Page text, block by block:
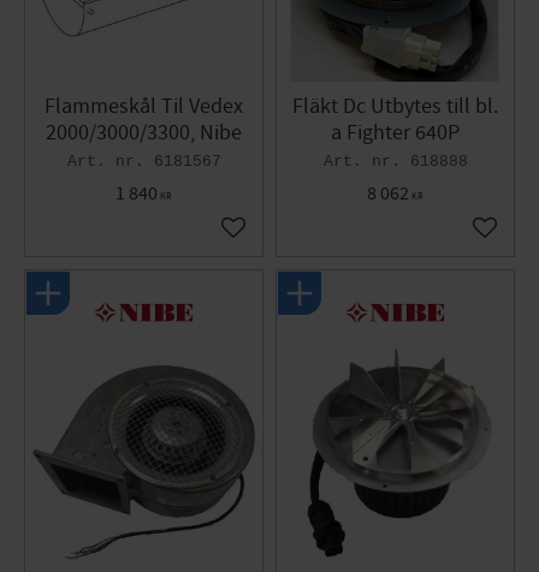
Flammeskål Til Vedex
2000/3000/3300, Nibe
6181567
1 840 KR
Gem som favorit
Fläkt Dc Utbytes till bl.
a Fighter 640P
618888
8 062 KR
Gem